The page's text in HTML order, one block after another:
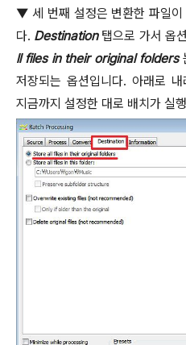
▼ 세 번째 설정은 변환한 파일
다. Destination 탭으로 가서 옵
ll files in their original folders
저장되는 옵션입니다. 아래로 내
지금까지 설정한 대로 배치가 실